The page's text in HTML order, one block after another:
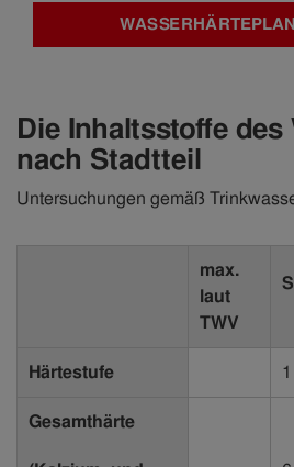
Die Inhaltsstoffe des
nach Stadtteil
Untersuchungen gemäß
max.
laut
TWV
Härtestufe 1
Gesamthärte